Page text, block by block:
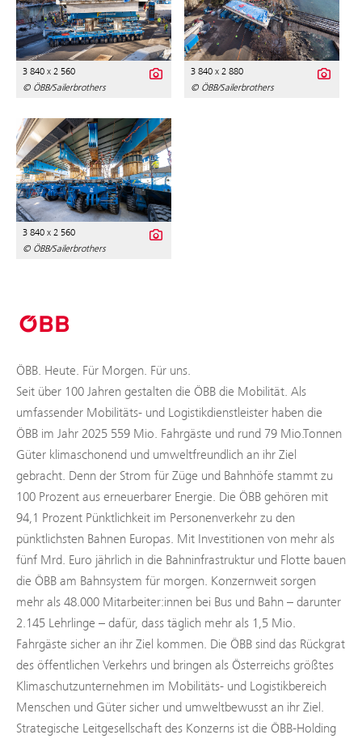
3 840 x 2 560
© ÖBB/Sailerbrothers
3 840 x 2 880
© ÖBB/Sailerbrothers
3 840 x 2 560
© ÖBB/Sailerbrothers
ÖBB. Heute. Für Morgen. Für uns.
Seit über 100 Jahren gestalten die ÖBB die Mobilität. Als
umfassender Mobilitäts- und Logistikdienstleister haben die
ÖBB im Jahr 2025 559 Mio. Fahrgäste und rund 79 Mio.Tonnen
Güter klimaschonend und umweltfreundlich an ihr Ziel
gebracht. Denn der Strom für Züge und Bahnhöfe stammt zu
100 Prozent aus erneuerbarer Energie. Die ÖBB gehören mit
94,1 Prozent Pünktlichkeit im Personenverkehr zu den
pünktlichsten Bahnen Europas. Mit Investitionen von mehr als
fünf Mrd. Euro jährlich in die Bahninfrastruktur und Flotte bauen
die ÖBB am Bahnsystem für morgen. Konzernweit sorgen
mehr als 48.000 Mitarbeiter:innen bei Bus und Bahn – darunter
2.145 Lehrlinge – dafür, dass täglich mehr als 1,5 Mio.
Fahrgäste sicher an ihr Ziel kommen. Die ÖBB sind das Rückgrat
des öffentlichen Verkehrs und bringen als Österreichs größtes
Klimaschutzunternehmen im Mobilitäts- und Logistikbereich
Menschen und Güter sicher und umweltbewusst an ihr Ziel.
Strategische Leitgesellschaft des Konzerns ist die ÖBB-Holding